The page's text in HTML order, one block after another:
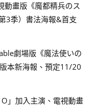
畫版《魔都精兵のス
3季）書法海報&首支
劇場版《魔法使いの
本新海報、預定11/20
」加入主演、電視動畫